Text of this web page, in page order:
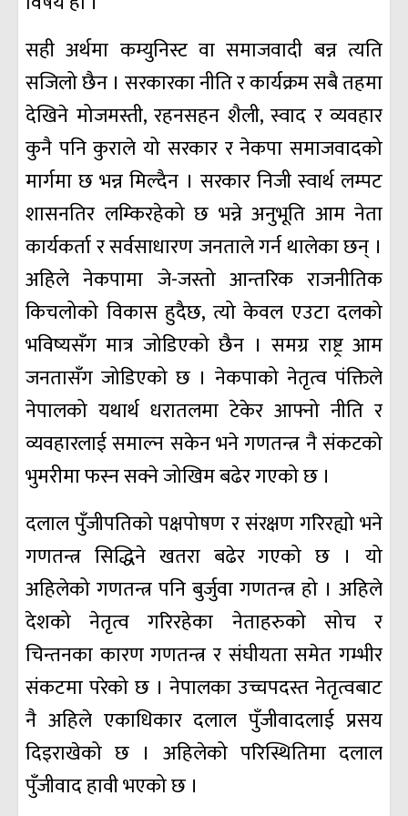
सही अर्थमा कम्युनिस्ट वा समाजवादी बन्न त्यति
सजिलो छैन । सरकारका नीति र कार्यक्रम सबै तहमा
देखिने मोजमस्ती, रहनसहन शैली, स्वाद र व्यवहार
कुनै पनि कुराले यो सरकार र नेकपा समाजवादको
मार्गमा छ भन्न मिल्दैन । सरकार निजी स्वार्थ लम्पट
शासनतिर लम्किरहेको छ भन्ने अनुभूति आम नेता
कार्यकर्ता र सर्वसाधारण जनताले गर्न थालेका छन् ।
अहिले नेकपामा जे-जस्तो आन्तरिक राजनीतिक
किचलोको विकास हुदैछ, त्यो केवल एउटा दलको
भविष्यसँग मात्र जोडिएको छैन । समग्र राष्ट्र आम
जनतासँग जोडिएको छ । नेकपाको नेतृत्व पंक्तिले
नेपालको यथार्थ धरातलमा टेकेर आफ्नो नीति र
व्यवहारलाई समाल्न सकेन भने गणतन्त्र नै संकटको
भुमरीमा फस्न सक्ने जोखिम बढेर गएको छ ।
दलाल पुँजीपतिको पक्षपोषण र संरक्षण गरिरह्यो भने
गणतन्त्र सिद्धिने खतरा बढेर गएको छ । यो
अहिलेको गणतन्त्र पनि बुर्जुवा गणतन्त्र हो । अहिले
देशको नेतृत्व गरिरहेका नेताहरुको सोच र
चिन्तनका कारण गणतन्त्र र संघीयता समेत गम्भीर
संकटमा परेको छ । नेपालका उच्चपदस्त नेतृत्वबाट
नै अहिले एकाधिकार दलाल पुँजीवादलाई प्रसय
दिइराखेको छ । अहिलेको परिस्थितिमा दलाल
पुँजीवाद हावी भएको छ ।